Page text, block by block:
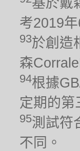
考2019
93於創造
森
94根據
定期的第
95測試符
不同。